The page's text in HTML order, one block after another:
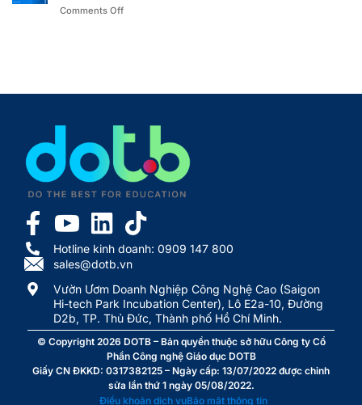
Comments Off
Hotline kinh doanh: 0909 147 800
sales@dotb.vn
Vườn Ươm Doanh Nghiệp Công Nghệ Cao (Saigon
Hi-tech Park Incubation Center), Lô E2a-10, Đường
D2b, TP. Thủ Đức, Thành phố Hồ Chí Minh.
© Copyright 2026 DOTB– Bản quyền thuộc sở hữu Công ty Cổ
Phần Công nghệ Giáo dục DOTB
Giấy CN ĐKKD: 0317382125 – Ngày cấp: 13/07/2022 được chỉnh
sửa lần thứ 1 ngày 05/08/2022.
Điều khoản dịch vụBảo mật thông tin